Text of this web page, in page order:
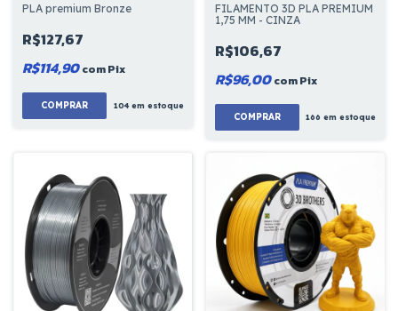
PLA premium Bronze
R$127,67
R$114,90comPix
COMPRAR 104em estoque
FILAMENTO 3D PLA PREMIUM
1,75 MM - CINZA
R$106,67
R$96,00comPix
COMPRAR 166 em estoque